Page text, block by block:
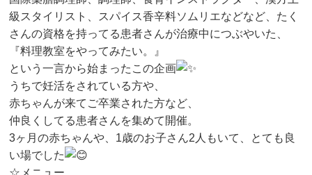
級スタイリスト、スパイス香辛料ソムリエなどなど、たく
さんの資格を持ってる患者さんが治療中につぶやいた、
『料理教室をやってみたい。』
という一言から始まったこの企画
うちで妊活をされている方や、
赤ちゃんが来てご卒業された方など、
仲良くしてる患者さんを集めて開催。
3ヶ月の赤ちゃんや、1歳のお子さん2人もいて、とても良
い場でした